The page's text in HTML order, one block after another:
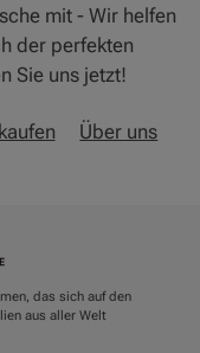
mit - Wir helfen
der perfekten
Sie uns jetzt!
Über uns
das sich auf den
aus aller Welt